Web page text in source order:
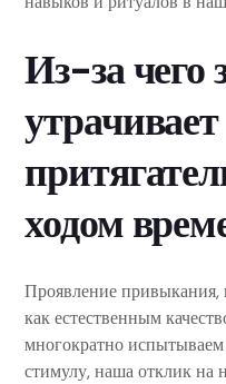
Из-за чего
утрачивает
ходом
Проявление привыкания,
как естественным
многократно
стимулу, наша отклик на